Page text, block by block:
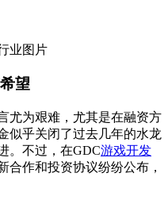
望
尤为艰难，尤其是在融资方
似乎关闭了过去几年的水龙
。不过，在GDC游戏开发
合作和投资协议纷纷公布，